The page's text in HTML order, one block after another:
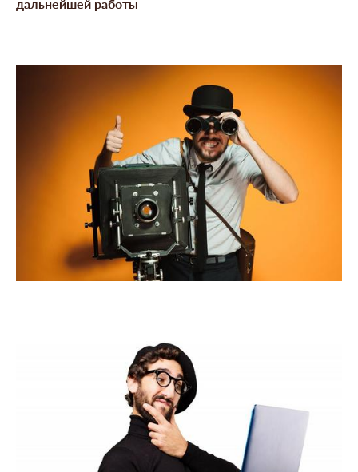
дальнейшей работы